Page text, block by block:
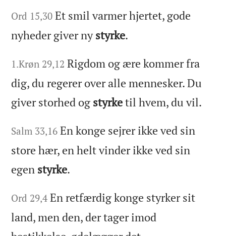
Ord 15,30 Et smil varmer hjertet, gode
nyheder giver nystyrke.
1.Krøn 29,12 Rigdom og ære kommer fra
dig, du regerer over alle mennesker. Du
giver storhed og styrketil hvem, du vil.
Salm 33,16 En konge sejrer ikke ved sin
store hær, en helt vinder ikke ved sin
egen styrke.
Ord 29,4 En retfærdig konge styrker sit
land, men den, der tager imod